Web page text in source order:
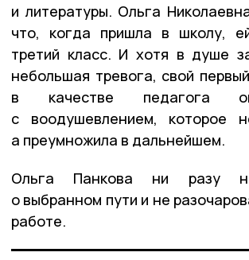
и литературы. Ольга
что, когда пришла в школу,
третий класс. И хотя в душе
небольшая тревога, свой
в качестве педагога
с воодушевлением, которое
а преумножила в дальнейшем.
Ольга Панкова ни разу
о выбранном пути и не
работе.